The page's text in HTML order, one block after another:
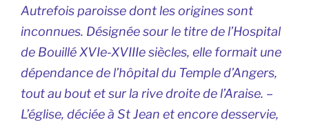
Autrefois paroisse dont les origines sont
inconnues. Désignée sour le titre de l’Hospital
de Bouillé XVIe-XVIIIe siècles, elle formait une
dépendance de l’hôpital du Temple d’Angers,
tout au bout et sur la rive droite de l’Araise. –
L’église, déciée à St Jean et encore desservie,